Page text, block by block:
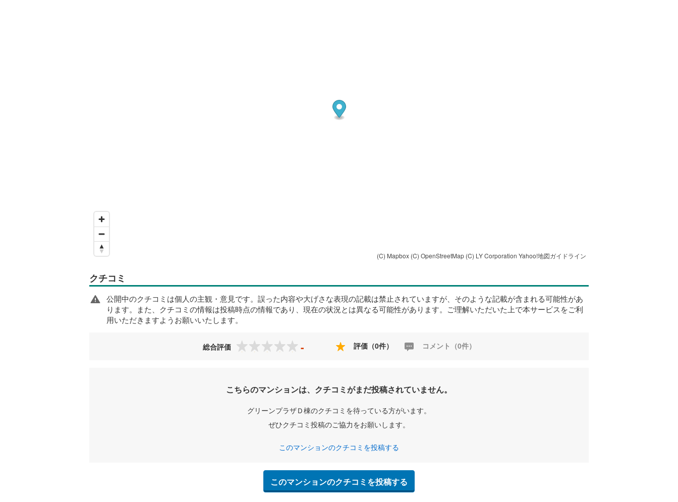
(C) Mapbox (C) OpenStreetMap (C) LY Corporation Yahoo!地図ガイドライン
クチコミ
公開中のクチコミは個人の主観・意見です。誤った内容や大げさな表現の記載は禁止されていますが、そのような記載が含まれる可能性があ
ります。また、クチコミの情報は投稿時点の情報であり、現在の状況とは異なる可能性があります。ご理解いただいた上で本サービスをご利
用いただきますようお願いいたします。
総合評価 - 評価（0件） コメント（0件）
こちらのマンションは、クチコミがまだ投稿されていません。
グリーンプラザＤ棟のクチコミを待っている方がいます。
ぜひクチコミ投稿のご協力をお願いします。
このマンションのクチコミを投稿する
このマンションのクチコミを投稿する